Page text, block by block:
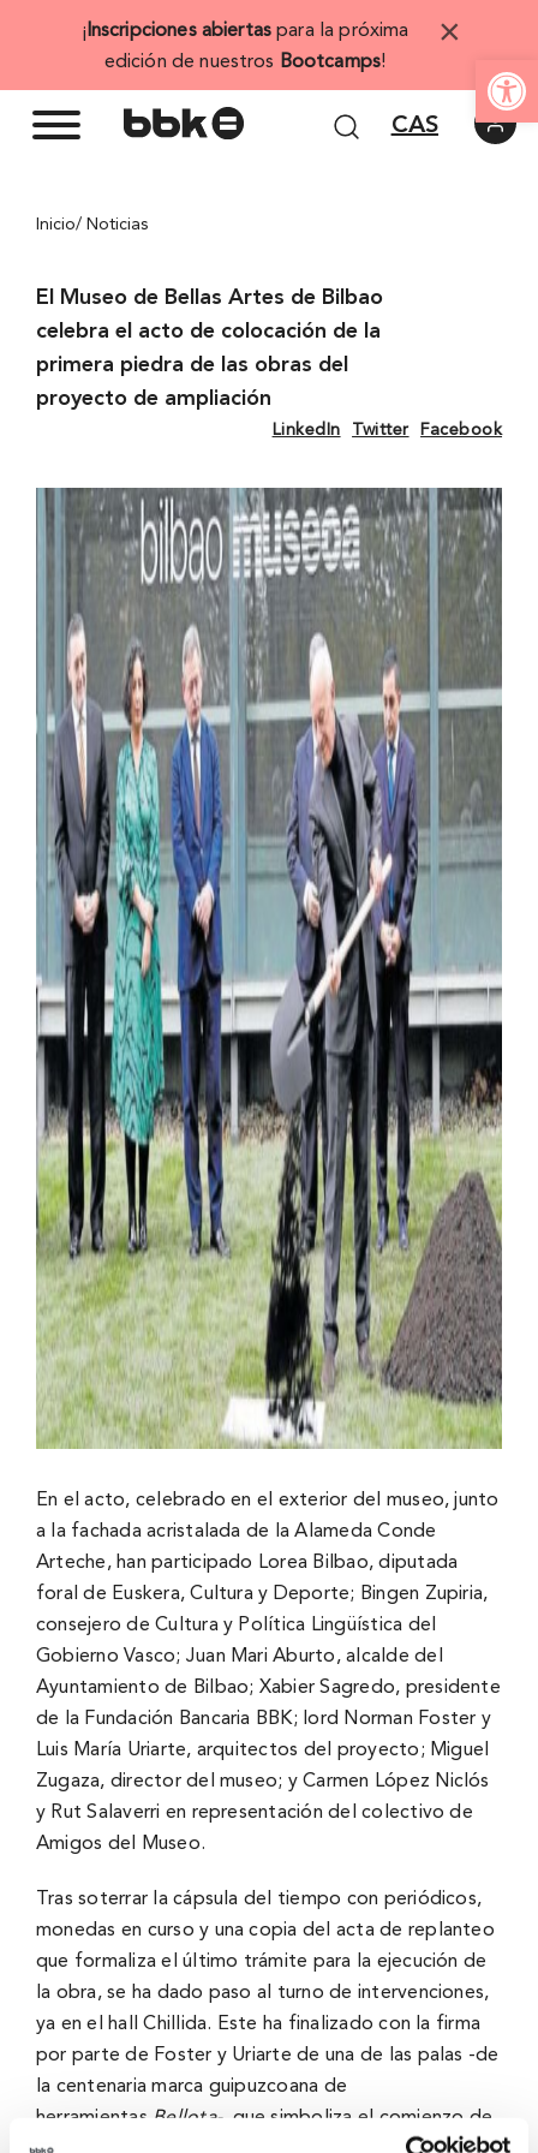
Abrir
¡ Inscripciones abiertas para la próxima
edición de nuestros Bootcamps!
×
CAS
Inicio/ Noticias
El Museo de Bellas Artes de Bilbao
celebra el acto de colocación de la
primera piedra de las obras del
proyecto de ampliación
LinkedIn Twitter Facebook
En el acto, celebrado en el exterior del museo, junto
a la fachada acristalada de la Alameda Conde
Arteche, han participado Lorea Bilbao, diputada
foral de Euskera, Cultura y Deporte; Bingen Zupiria,
consejero de Cultura y Política Lingüística del
Gobierno Vasco; Juan Mari Aburto, alcalde del
Ayuntamiento de Bilbao; Xabier Sagredo, presidente
de la Fundación Bancaria BBK; lord Norman Foster y
Luis María Uriarte, arquitectos del proyecto; Miguel
Zugaza, director del museo; y Carmen López Niclós
y Rut Salaverri en representación del colectivo de
Amigos del Museo.
Tras soterrar la cápsula del tiempo con periódicos,
monedas en curso y una copia del acta de replanteo
que formaliza el último trámite para la ejecución de
la obra, se ha dado paso al turno de intervenciones,
ya en el hall Chillida. Este ha finalizado con la firma
por parte de Foster y Uriarte de una de las palas -de
la centenaria marca guipuzcoana de
herramientas Bellota-, que simboliza el comienzo de